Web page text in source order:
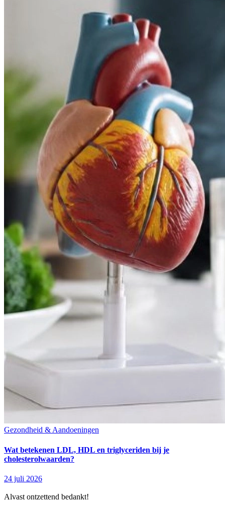
Gezondheid & Aandoeningen
Wat betekenen LDL, HDL en triglyceriden bij je
cholesterolwaarden?
24 juli 2026
Alvast ontzettend bedankt!